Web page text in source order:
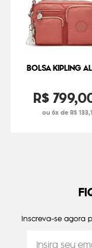
BOLSA KIPLING
R$799,
ou 6x de R$
Inscreva-se agora